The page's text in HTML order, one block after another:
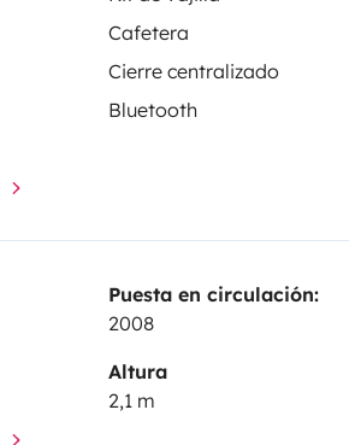
Cafetera
Cierre centralizado
Bluetooth
Puesta en circulación:
2008
Altura
2,1 m